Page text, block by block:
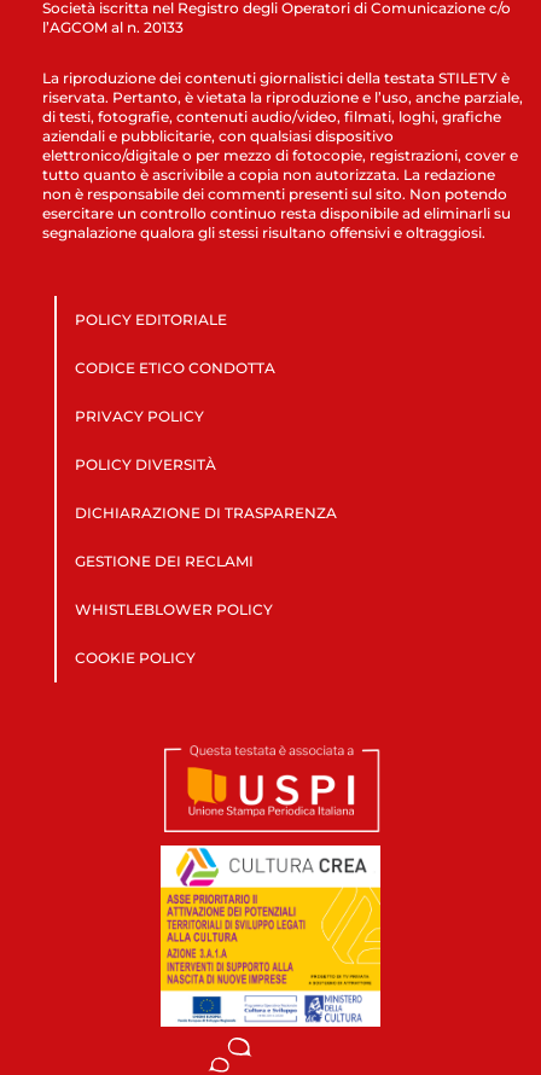
Società iscritta nel Registro degli Operatori di Comunicazione c/o
l’AGCOM al n. 20133
La riproduzione dei contenuti giornalistici della testata STILETV è
riservata. Pertanto, è vietata la riproduzione e l’uso, anche parziale,
di testi, fotografie, contenuti audio/video, filmati, loghi, grafiche
aziendali e pubblicitarie, con qualsiasi dispositivo
elettronico/digitale o per mezzo di fotocopie, registrazioni, cover e
tutto quanto è ascrivibile a copia non autorizzata. La redazione
non è responsabile dei commenti presenti sul sito. Non potendo
esercitare un controllo continuo resta disponibile ad eliminarli su
segnalazione qualora gli stessi risultano offensivi e oltraggiosi.
POLICY EDITORIALE
CODICE ETICO CONDOTTA
PRIVACY POLICY
POLICY DIVERSITÀ
DICHIARAZIONE DI TRASPARENZA
GESTIONE DEI RECLAMI
WHISTLEBLOWER POLICY
COOKIE POLICY